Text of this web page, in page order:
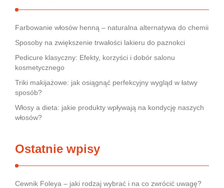
Farbowanie włosów henną – naturalna alternatywa do chemii
Sposoby na zwiększenie trwałości lakieru do paznokci
Pedicure klasyczny: Efekty, korzyści i dobór salonu
kosmetycznego
Triki makijażowe: jak osiągnąć perfekcyjny wygląd w łatwy
sposób?
Włosy a dieta: jakie produkty wpływają na kondycję naszych
włosów?
Ostatnie wpisy
Cewnik Foleya – jaki rodzaj wybrać i na co zwrócić uwagę?